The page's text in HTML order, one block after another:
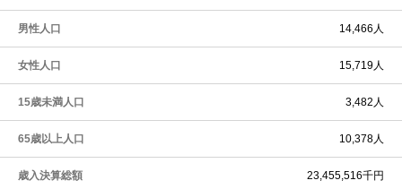
男性人口 14,466人
女性人口 15,719人
15歳未満人口 3,482人
65歳以上人口 10,378人
歳入決算総額 23,455,516千円